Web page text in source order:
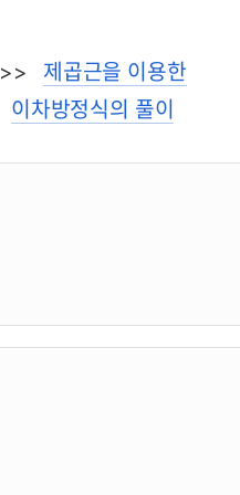
>> 제곱근을 이용한
이차방정식의 풀이